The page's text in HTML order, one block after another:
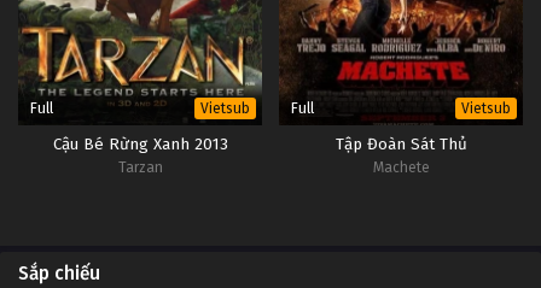
Full Vietsub
Cậu Bé Rừng Xanh 2013
Tarzan
Full Vietsub
Tập Đoàn Sát Thủ
Machete
Sắp chiếu